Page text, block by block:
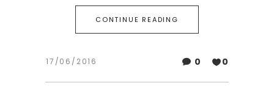
CONTINUE READING
17/06/2016 0 0